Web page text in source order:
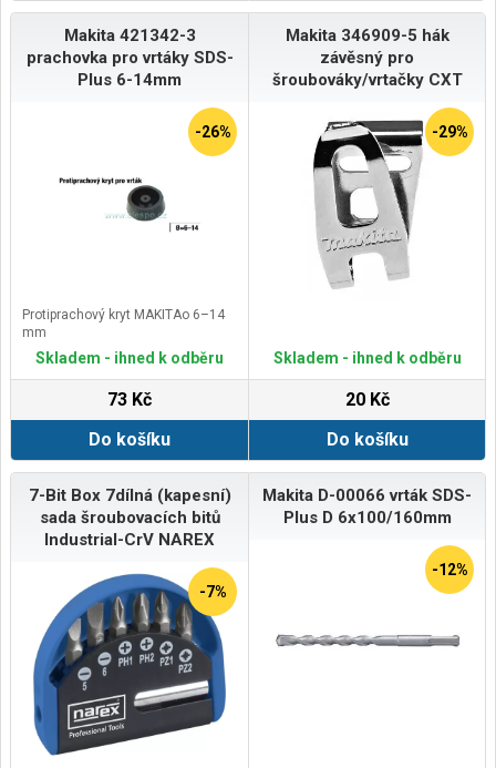
Makita 421342-3
prachovka pro vrtáky SDS-
Plus 6-14mm
-26%
Protiprachový kryt MAKITAo 6–14
mm
Skladem - ihned k odběru
73 Kč
Do košíku
Makita 346909-5 hák
závěsný pro
šroubováky/vrtačky CXT
-29%
Skladem - ihned k odběru
20 Kč
Do košíku
7-Bit Box 7dílná (kapesní)
sada šroubovacích bitů
Industrial-CrV NAREX
-7%
Makita D-00066 vrták SDS-
Plus D 6x100/160mm
-12%